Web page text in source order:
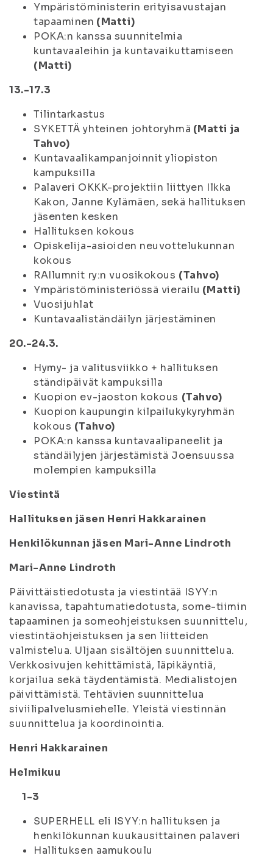
Ympäristöministerin erityisavustajan
tapaaminen (Matti)
POKA:n kanssa suunnitelmia
kuntavaaleihin ja kuntavaikuttamiseen
(Matti)
13.-17.3
Tilintarkastus
SYKETTÄ yhteinen johtoryhmä (Matti ja
Tahvo)
Kuntavaalikampanjoinnit yliopiston
kampuksilla
Palaveri OKKK-projektiin liittyen Ilkka
Kakon, Janne Kylämäen, sekä hallituksen
jäsenten kesken
Hallituksen kokous
Opiskelija-asioiden neuvottelukunnan
kokous
RAIlumnit ry:n vuosikokous (Tahvo)
Ympäristöministeriössä vierailu (Matti)
Vuosijuhlat
Kuntavaaliständäilyn järjestäminen
20.-24.3.
Hymy- ja valitusviikko + hallituksen
ständipäivät kampuksilla
Kuopion ev-jaoston kokous (Tahvo)
Kuopion kaupungin kilpailukykyryhmän
kokous (Tahvo)
POKA:n kanssa kuntavaalipaneelit ja
ständäilyjen järjestämistä Joensuussa
molempien kampuksilla
Viestintä
Hallituksen jäsen Henri Hakkarainen
Henkilökunnan jäsen Mari-Anne Lindroth
Mari-Anne Lindroth
Päivittäistiedotusta ja viestintää ISYY:n
kanavissa, tapahtumatiedotusta, some-tiimin
tapaaminen ja someohjeistuksen suunnittelu,
viestintäohjeistuksen ja sen liitteiden
valmistelua. Uljaan sisältöjen suunnittelua.
Verkkosivujen kehittämistä, läpikäyntiä,
korjailua sekä täydentämistä. Medialistojen
päivittämistä. Tehtävien suunnittelua
siviilipalvelusmiehelle. Yleistä viestinnän
suunnittelua ja koordinointia.
Henri Hakkarainen
Helmikuu
1-3
SUPERHELL eli ISYY:n hallituksen ja
henkilökunnan kuukausittainen palaveri
Hallituksen aamukoulu